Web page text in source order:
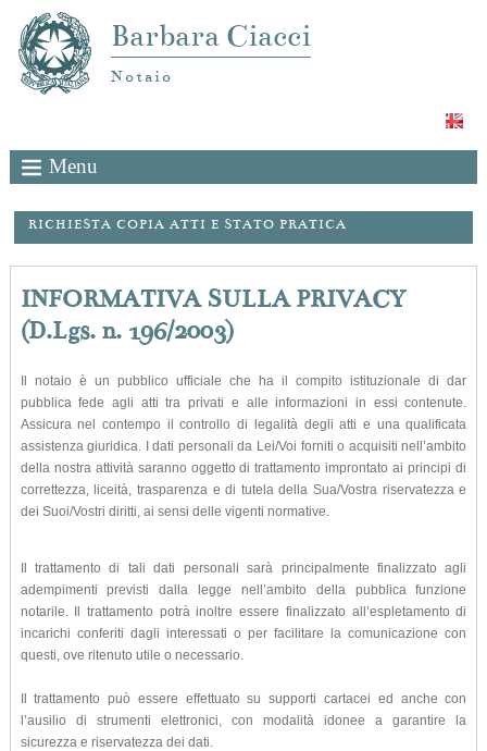
Barbara Ciacci
Notaio
Menu
RICHIESTA COPIA ATTI E STATO PRATICA
INFORMATIVA SULLA PRIVACY
(D.Lgs. n. 196/2003)
Il notaio è un pubblico ufficiale che ha il compito istituzionale di dar
pubblica fede agli atti tra privati e alle informazioni in essi contenute.
Assicura nel contempo il controllo di legalità degli atti e una qualificata
assistenza giuridica. I dati personali da Lei/Voi forniti o acquisiti nell’ambito
della nostra attività saranno oggetto di trattamento improntato ai principi di
correttezza, liceità, trasparenza e di tutela della Sua/Vostra riservatezza e
dei Suoi/Vostri diritti, ai sensi delle vigenti normative.
Il trattamento di tali dati personali sarà principalmente finalizzato agli
adempimenti previsti dalla legge nell’ambito della pubblica funzione
notarile. Il trattamento potrà inoltre essere finalizzato all’espletamento di
incarichi conferiti dagli interessati o per facilitare la comunicazione con
questi, ove ritenuto utile o necessario.
Il trattamento può essere effettuato su supporti cartacei ed anche con
l’ausilio di strumenti elettronici, con modalità idonee a garantire la
sicurezza e riservatezza dei dati.